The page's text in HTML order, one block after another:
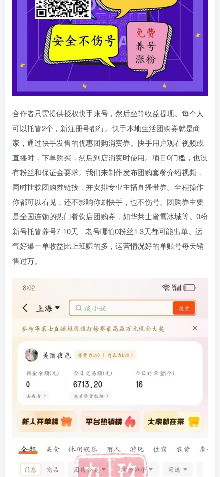
合作者只需提供授权快手账号，然后坐等收益提现。每个人
可以托管2个，新注册号都行。快手本地生活团购券就是商
家，通过快手发售的优惠团购消费券。快手用户观看视频或
直播时，下单购买，然后到店消费时使用。项目0门槛，也没
有粉丝和保证金要求。我们来制作发布团购套餐介绍视频，
同时挂载团购券链接，并安排专业主播直播带券。全程操作
你都可以看见，还不影响你刷快手，也不伤号。团购券主要
是全国连锁的热门餐饮店团购券，如华莱士蜜雪冰城等。0粉
新号托管养号7-10天，老号哪怕0粉丝1-3天都可能出单。运
气好爆一单收益比上班赚的多，运营情况好的单账号每天销
售过万。